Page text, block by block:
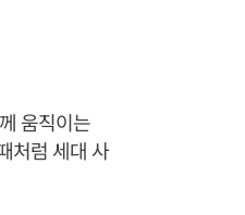
움직이는
처럼 세대 사